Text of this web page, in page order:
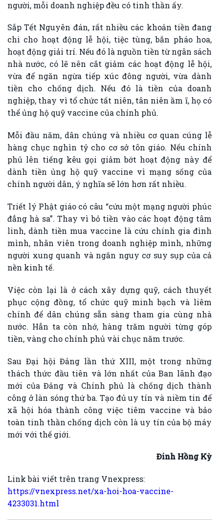
người, mỗi doanh nghiệp đều có tinh thần ấy.
Sắp Tết Nguyên đán, rất nhiều các khoản tiền đang
chi cho hoạt động lễ hội, tiệc tùng, bắn pháo hoa,
hoạt động giải trí. Nếu đó là nguồn tiền từ ngân sách
nhà nước, có lẽ nên cắt giảm các hoạt động lễ hội,
vừa để ngăn ngừa tiếp xúc đông người, vừa dành
tiền cho chống dịch. Nếu đó là tiền của doanh
nghiệp, thay vì tổ chức tất niên, tân niên ầm ĩ, họ có
thể ủng hộ quỹ vaccine của chính phủ.
Mỗi đầu năm, dân chúng và nhiều cơ quan cúng lễ
hàng chục nghìn tỷ cho cơ sở tôn giáo. Nếu chính
phủ lên tiếng kêu gọi giảm bớt hoạt động này để
dành tiền ủng hộ quỹ vaccine vì mạng sống của
chính người dân, ý nghĩa sẽ lớn hơn rất nhiều.
Triết lý Phật giáo có câu “cứu một mạng người phúc
đẳng hà sa”. Thay vì bỏ tiền vào các hoạt động tâm
linh, dành tiền mua vaccine là cứu chính gia đình
mình, nhân viên trong doanh nghiệp mình, những
người xung quanh và ngăn nguy cơ suy sụp của cả
nền kinh tế.
Việc còn lại là ở cách xây dựng quỹ, cách thuyết
phục cộng đồng, tổ chức quỹ minh bạch và liêm
chính để dân chúng sẵn sàng tham gia cùng nhà
nước. Hẳn ta còn nhớ, hàng trăm người từng góp
tiền, vàng cho chính phủ vài chục năm trước.
Sau Đại hội Đảng lần thứ XIII, một trong những
thách thức đầu tiên và lớn nhất của Ban lãnh đạo
mới của Đảng và Chính phủ là chống dịch thành
công ở làn sóng thứ ba. Tạo đủ uy tín và niềm tin để
xã hội hóa thành công việc tiêm vaccine và bảo
toàn tinh thần chống dịch còn là uy tín của bộ máy
mới với thế giới.
Đinh Hồng Kỳ
Link bài viết trên trang Vnexpress:
https://vnexpress.net/xa-hoi-hoa-vaccine-
4233031.html